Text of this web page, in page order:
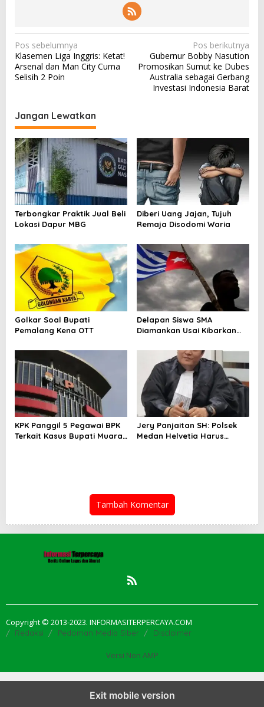
N
a
v
g
a
s
i
p
o
s
Pos sebelumnya
Klasemen Liga Inggris: Ketat!
Arsenal dan Man City Cuma
Selisih 2 Poin
Pos berikutnya
Gubernur Bobby Nasution
Promosikan Sumut ke Dubes
Australia sebagai Gerbang
Investasi Indonesia Barat
Jangan Lewatkan
Terbongkar Praktik Jual Beli
Lokasi Dapur MBG
Diberi Uang Jajan, Tujuh
Remaja Disodomi Waria
Golkar Soal Bupati
Pemalang Kena OTT
Delapan Siswa SMA
Diamankan Usai Kibarkan
Nabire
KPK Panggil 5 Pegawai BPK
Terkait Kasus Bupati Muara
Jery Panjaitan SH: Polsek
Medan Helvetia Harus
Tambah Komentar
Copyright © 2013-2023. INFORMASITERPERCAYA.COM
Redaksi Pedoman Media Siber Disclaimer
Versi Non AMP
Exit mobile version